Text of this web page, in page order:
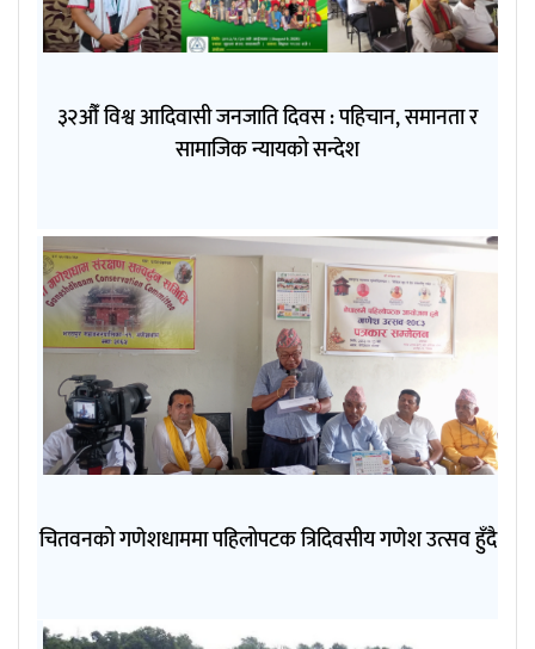
३२औँ विश्व आदिवासी जनजाति दिवस : पहिचान, समानता र
सामाजिक न्यायको सन्देश
चितवनको गणेशधाममा पहिलोपटक त्रिदिवसीय गणेश उत्सव हुँदै